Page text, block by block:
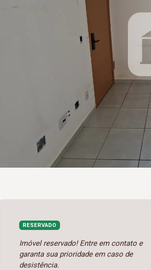
RESERVADO
Imóvel reservado! Entre em contato e
garanta sua prioridade em caso de
desistência.